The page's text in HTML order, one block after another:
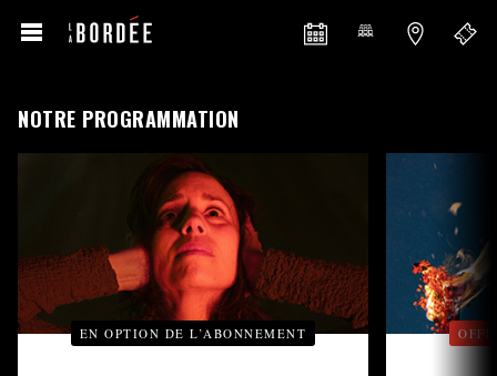
NOTRE PROGRAMMATION
EN OPTION DE L’ABONNEMENT